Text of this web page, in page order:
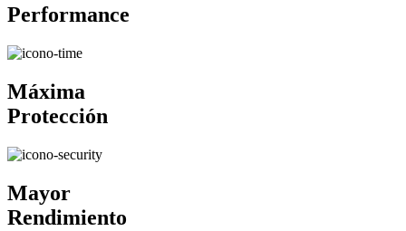
Performance
Máxima
Protección
Mayor
Rendimiento